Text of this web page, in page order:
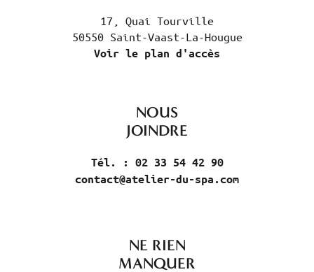
17, Quai Tourville
50550 Saint-Vaast-La-Hougue
Voir le plan d'accès
NOUS
JOINDRE
Tél. : 02 33 54 42 90
contact@atelier-du-spa.com
NE RIEN
MANQUER